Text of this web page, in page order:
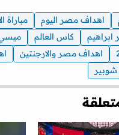
اهداف مصر اليوم مباراة
ابراهيم كاس العالم
اهداف مصر والارجنتين